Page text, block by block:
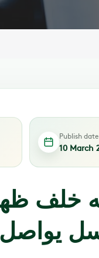
Publish date
10 March
خلف